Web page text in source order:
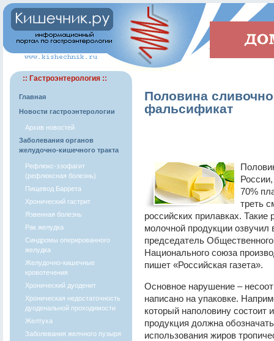
:: Гастроэнтерология ::
Главная
Новости гастроэнтерологии
Архив новостей
Заболевания органов
желудочно-кишечного тракта
Рефлюкс-эзофагит
(рефлюксная болезнь)
Пищевод Баррета
Хронический гастрит
Язвенная болезнь
Рак желудка
Синдромы оперированного
желудка
Желудочно-кишечные
кровотечения
Хронический дуоденит
Хроническая недостаточность
дуоденальной проходимости
Желтуха
Заболевания желчного пузыря
Половина
фальсификат
70%
треть
российских прилавках. Такие
молочной продукции озвучил
председатель
Национального союза
пишет «Российская газета».
Основное нарушение –
написано на упаковке.
который наполовину состоит
продукция должна
использования жиров